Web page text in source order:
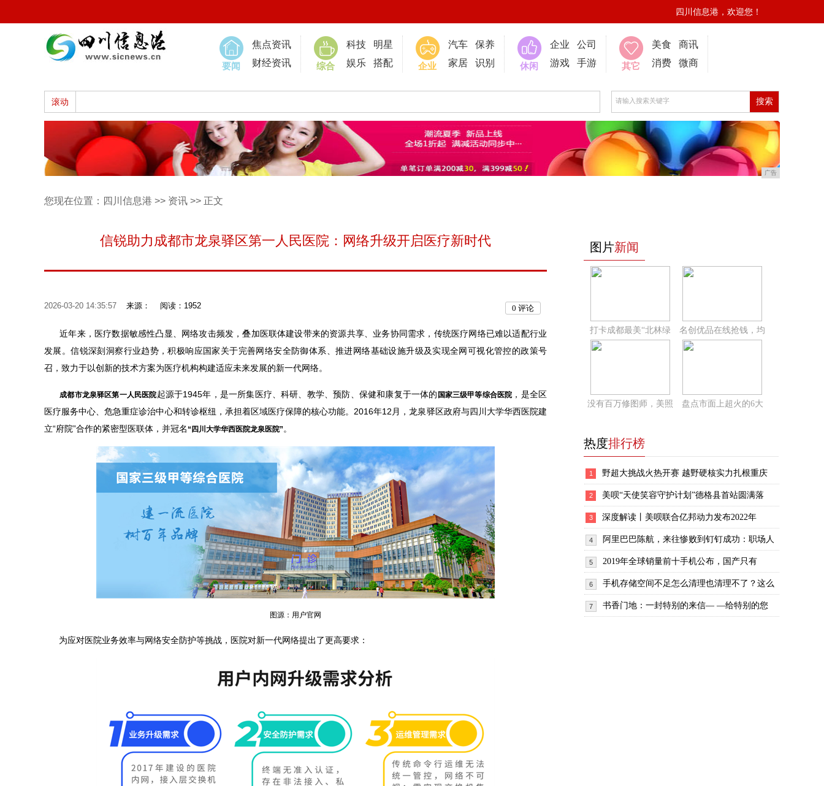
四川信息港，欢迎您！
要闻
焦点资讯
财经资讯
综合
科技
明星
娱乐
搭配 企业
汽车
保养
家居
识别 休闲
企业
公司
游戏
手游 其它
美食
商讯
消费
微商
滚动
广告
您现在位置： 四川信息港 >> 资讯 >> 正文
信锐助力成都市龙泉驿区第一人民医院：网络升级开启医疗新时代
2026-03-20 14:35:57 来源： 阅读：1952 0 评论
近年来，医疗数据敏感性凸显、网络攻击频发，叠加医联体建设带来的资源共享、业务协同需求，传统医疗网络已难以适配行业
发展。信锐深刻洞察行业趋势，积极响应国家关于完善网络安全防御体系、推进网络基础设施升级及实现全网可视化管控的政策号
召，致力于以创新的技术方案为医疗机构构建适应未来发展的新一代网络。
成都市龙泉驿区第一人民医院起源于1945年，是一所集医疗、科研、教学、预防、保健和康复于一体的 国家三级甲等综合医院 ，是全区
医疗服务中心、危急重症诊治中心和转诊枢纽，承担着区域医疗保障的核心功能。2016年12月，龙泉驿区政府与四川大学华西医院建
立“府院”合作的紧密型医联体，并冠名“四川大学华西医院龙泉医院”。
图源：用户官网
为应对医院业务效率与网络安全防护等挑战，医院对新一代网络提出了更高要求：
图片新闻
打卡成都最美“北林绿 名创优品在线抢钱，均
没有百万修图师，美照 盘点市面上超火的6大
热度排行榜
1 野超大挑战火热开赛 越野硬核实力扎根重庆
2 美呗“天使笑容守护计划”德格县首站圆满落
3 深度解读丨美呗联合亿邦动力发布2022年
4 阿里巴巴陈航，来往惨败到钉钉成功：职场人
5 2019年全球销量前十手机公布，国产只有
6 手机存储空间不足怎么清理也清理不了？这么
7 书香门地：一封特别的来信— —给特别的您